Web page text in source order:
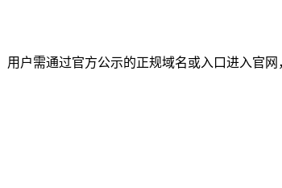
户需通过官方公示的正规域名或入口进入官网